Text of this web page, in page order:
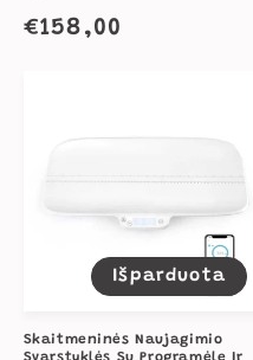
Įprasta
€158,00
Išparduota
Skaitmeninės Naujagimio
Svarstyklės Su Programėle Ir